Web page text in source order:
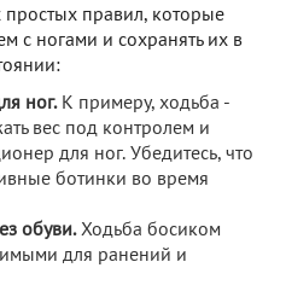
простых правил, которые
с ногами и сохранять их в
ног.К примеру, ходьба -
вес под контролем и
для ног. Убедитесь, что
ботинки во время
обуви. Ходьба босиком
для ранений и